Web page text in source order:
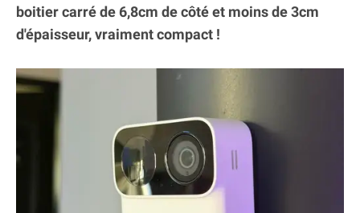
boitier carré de 6,8cm de côté et moins de 3cm
d'épaisseur, vraiment compact !